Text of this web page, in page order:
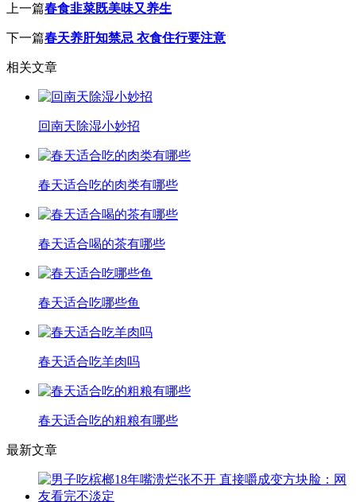
上一篇春食韭菜既美味又养生
下一篇春天养肝知禁忌 衣食住行要注意
相关文章
回南天除湿小妙招
春天适合吃的肉类有哪些
春天适合喝的茶有哪些
春天适合吃哪些鱼
春天适合吃羊肉吗
春天适合吃的粗粮有哪些
最新文章